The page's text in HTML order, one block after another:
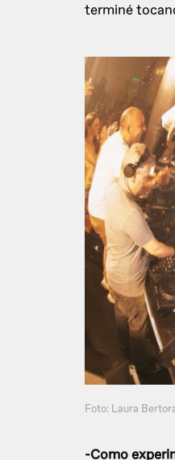
terminé
Foto: Laura
-Como